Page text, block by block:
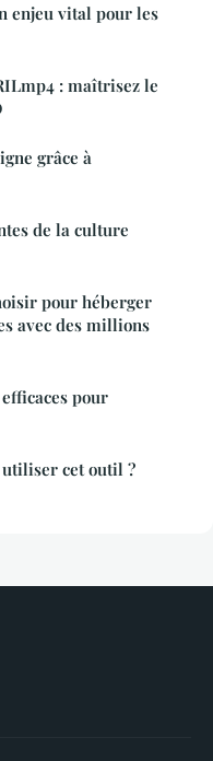
enjeu vital pour les
: maîtrisez le
grâce à
de la culture
pour héberger
avec des millions
pour
cet outil ?